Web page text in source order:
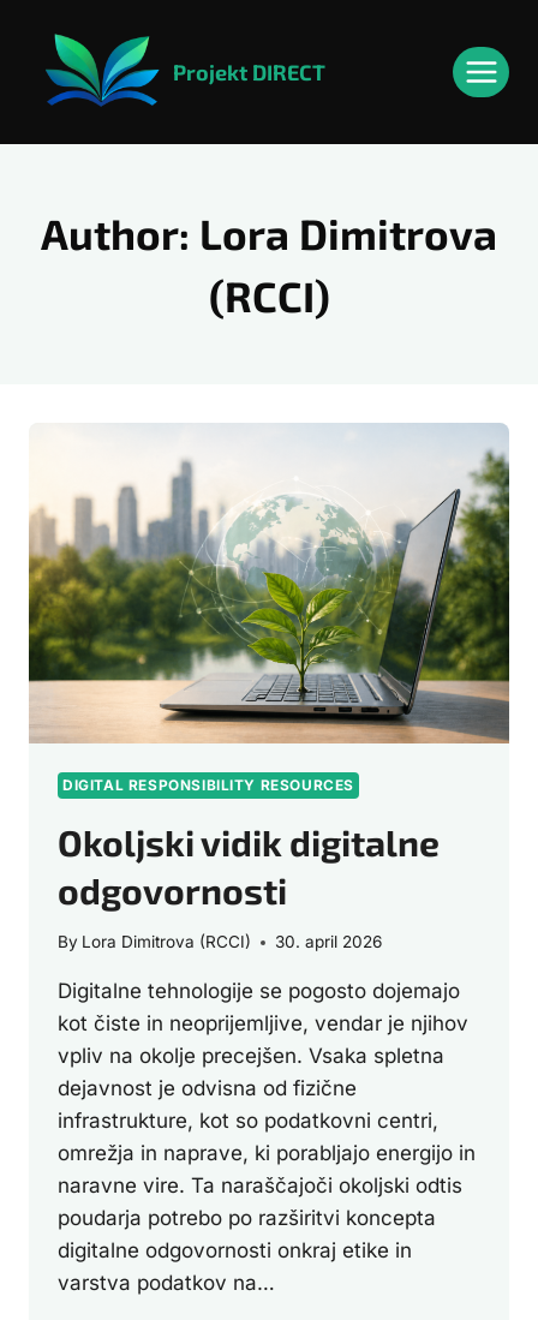
content
Projekt DIRECT
Author: Lora Dimitrova
(RCCI)
DIGITAL RESPONSIBILITY RESOURCES
Okoljski vidik digitalne
odgovornosti
By Lora Dimitrova (RCCI) 30. april 2026
Digitalne tehnologije se pogosto dojemajo
kot čiste in neoprijemljive, vendar je njihov
vpliv na okolje precejšen. Vsaka spletna
dejavnost je odvisna od fizične
infrastrukture, kot so podatkovni centri,
omrežja in naprave, ki porabljajo energijo in
naravne vire. Ta naraščajoči okoljski odtis
poudarja potrebo po razširitvi koncepta
digitalne odgovornosti onkraj etike in
varstva podatkov na…